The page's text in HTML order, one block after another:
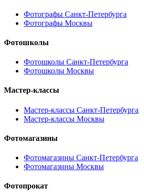
Фотографы Санкт-Петербурга
Фотографы Москвы
Фотошколы
Фотошколы Санкт-Петербурга
Фотошколы Москвы
Мастер-классы
Мастер-классы Санкт-Петербурга
Мастер-классы Москвы
Фотомагазины
Фотомагазины Санкт-Петербурга
Фотомагазины Москвы
Фотопрокат